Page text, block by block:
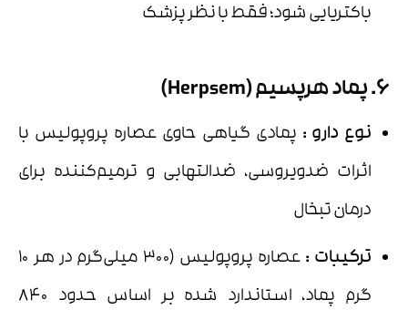
باکتریایی شود؛ فقط با نظر پزشک
6. پماد هرپسیم (Herpsem)
نوع دارو : پمادی گیاهی حاوی عصاره پروپولیس با
اثرات ضدویروسی، ضدالتهابی و ترمیم‌کننده برای
درمان تبخال
ترکیبات :
عصاره پروپولیس (۳۰۰ میلی‌گرم در هر ۱۰
گرم پماد، استاندارد شده بر اساس حدود ۸۴۰